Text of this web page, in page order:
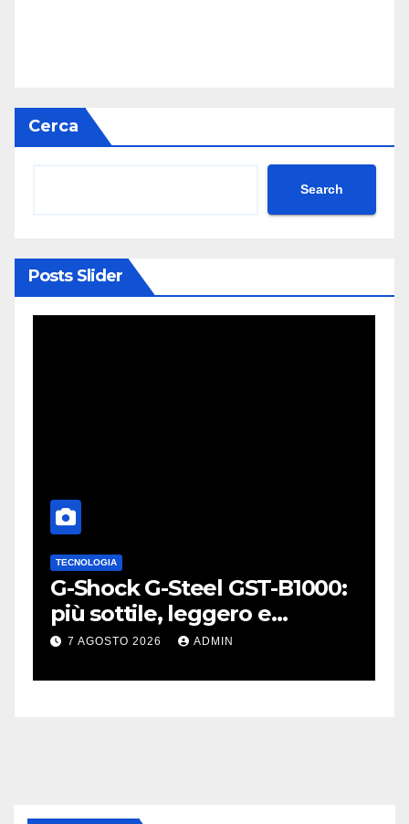
Cerca
Search
Posts Slider
TECNOLOGIA
G-Shock G-Steel GST-B1000:
più sottile, leggero e
connesso
7 AGOSTO 2026 ADMIN